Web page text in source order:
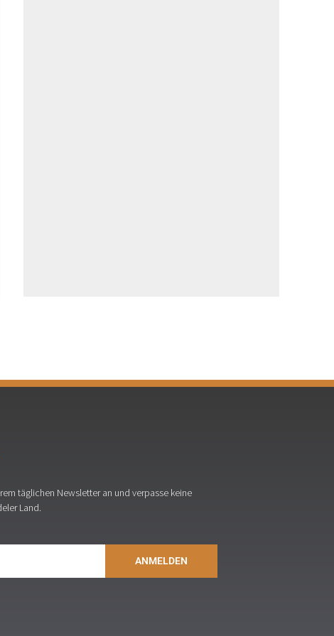
täglichen Newsletter an und verpasse keine
Land.
ANMELDEN